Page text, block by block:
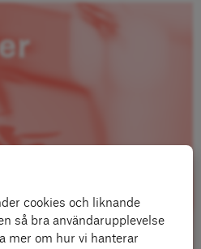
cookies och liknande
så bra användarupplevelse
mer om hur vi hanterar